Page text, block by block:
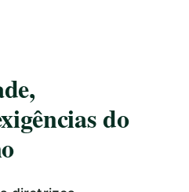
do